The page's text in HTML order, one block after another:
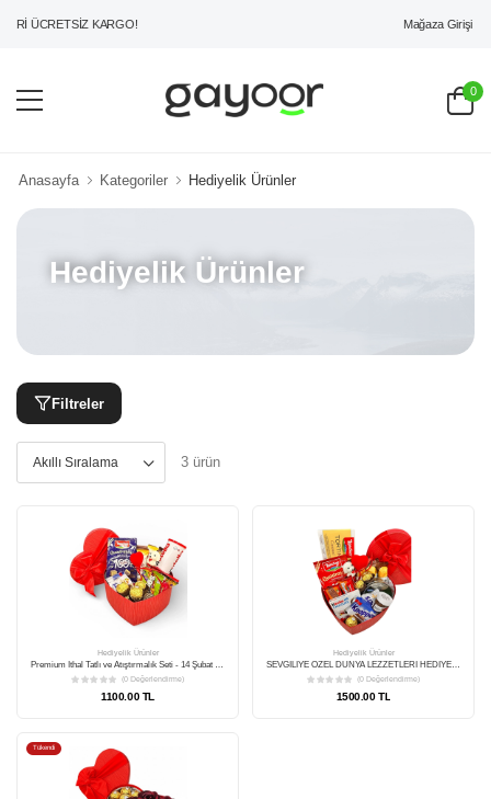
ÜCRETSİZ KARGO! Mağaza Girişi
0
Anasayfa Kategoriler Hediyelik Ürünler
Hediyelik Ürünler
Filtreler
3 ürün